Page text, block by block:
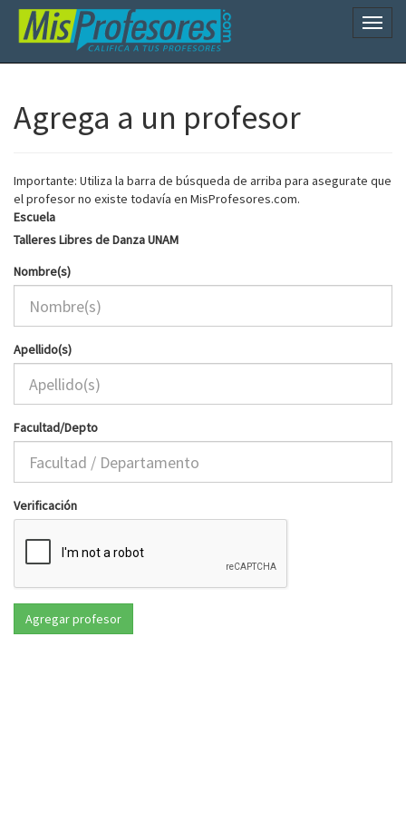
Agrega a un profesor
Importante: Utiliza la barra de búsqueda de arriba para asegurate que
el profesor no existe todavía en MisProfesores.com.
Escuela
Talleres Libres de Danza UNAM
Nombre(s)
Apellido(s)
Facultad/Depto
Verificación